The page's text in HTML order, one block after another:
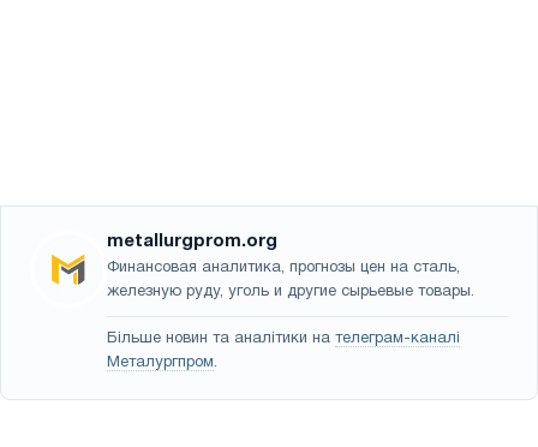
metallurgprom.org
Финансовая аналитика, прогнозы цен на сталь,
железную руду, уголь и другие сырьевые товары.
Більше новин та аналітики на телеграм-каналі
Металургпром.